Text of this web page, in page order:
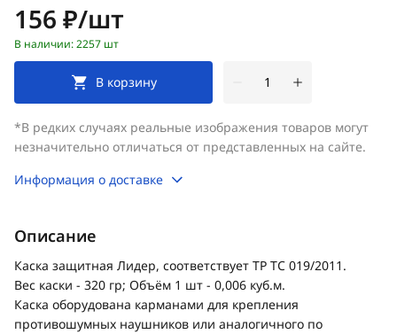
Цена:
156 ₽/шт
В наличии: 2257 шт
В корзину
*В редких случаях реальные изображения товаров могут
незначительно отличаться от представленных на сайте.
Информация о доставке
Описание
Каска защитная Лидер, соответствует ТР ТС 019/2011.
Вес каски - 320 гр; Объём 1 шт - 0,006 куб.м.
Каска оборудована карманами для крепления
противошумных наушников или аналогичного по